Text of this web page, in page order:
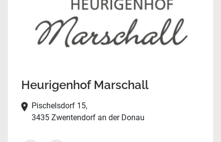
Heurigenhof Marschall
Pischelsdorf 15,
3435 Zwentendorf an der Donau